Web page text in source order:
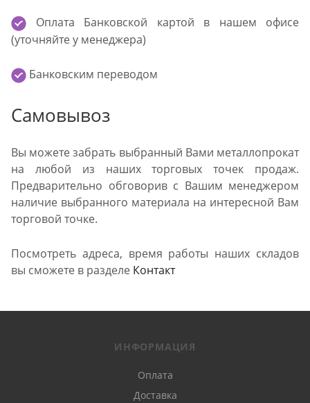
Оплата Банковской картой в нашем офисе
(уточняйте у менеджера)
Банковским переводом
Самовывоз
Вы можете забрать выбранный Вами металлопрокат
на любой из наших торговых точек продаж.
Предварительно обговорив с Вашим менеджером
наличие выбранного материала на интересной Вам
торговой точке.
Посмотреть адреса, время работы наших складов
вы сможете в разделе Контакт
ИНФОРМАЦИЯ
Оплата
Доставка